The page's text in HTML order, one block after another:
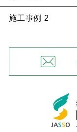
施工事例 2